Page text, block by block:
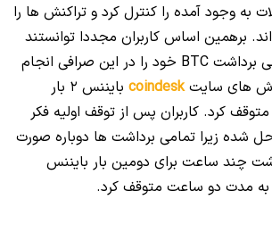
وجود آمده را کنترل کرد و تراکنش ها را
برهمین اساس کاربران مجددا توانستند
بدون هیچگونه مشکلی برداشت BTC خود را در این صرافی انجام
های سایتcoindesk
بایننس 2 بار
کرد. کاربران پس از توقف اولیه فکر
شده زیرا تمامی برداشت ها دوباره صورت
چند ساعت برای دومین بار بایننس
به مدت دو ساعت متوقف کرد.